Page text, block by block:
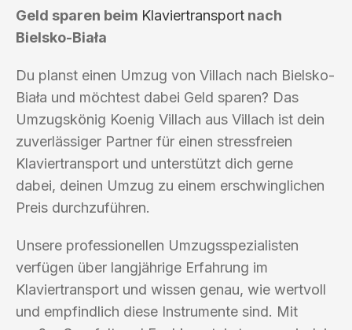
Geld sparen beim Klaviertransport nach
Bielsko-Biała
Du planst einen Umzug von Villach nach Bielsko-
Biała und möchtest dabei Geld sparen? Das
Umzugskönig Koenig Villach aus Villach ist dein
zuverlässiger Partner für einen stressfreien
Klaviertransport und unterstützt dich gerne
dabei, deinen Umzug zu einem erschwinglichen
Preis durchzuführen.
Unsere professionellen Umzugsspezialisten
verfügen über langjährige Erfahrung im
Klaviertransport und wissen genau, wie wertvoll
und empfindlich diese Instrumente sind. Mit